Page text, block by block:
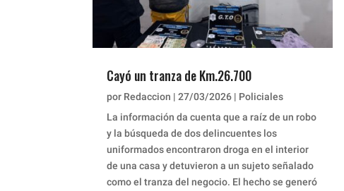
Cayó un tranza de Km.26.700
por Redaccion | 27/03/2026 | Policiales
La información da cuenta que a raíz de un robo
y la búsqueda de dos delincuentes los
uniformados encontraron droga en el interior
de una casa y detuvieron a un sujeto señalado
como el tranza del negocio. El hecho se generó